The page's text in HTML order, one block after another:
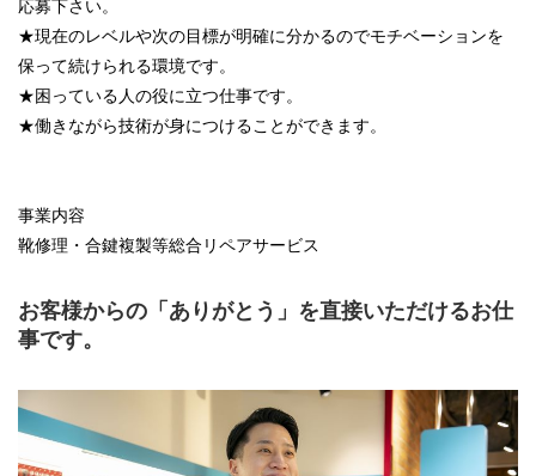
応募下さい。
★現在のレベルや次の目標が明確に分かるのでモチベーションを
保って続けられる環境です。
★困っている人の役に立つ仕事です。
★働きながら技術が身につけることができます。
事業内容
靴修理・合鍵複製等総合リペアサービス
お客様からの「ありがとう」を直接いただけるお仕
事です。